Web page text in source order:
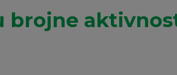
brojne